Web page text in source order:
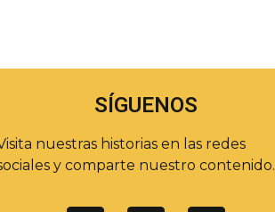
SÍGUENOS
nuestras historias en las redes
y comparte nuestro contenido.